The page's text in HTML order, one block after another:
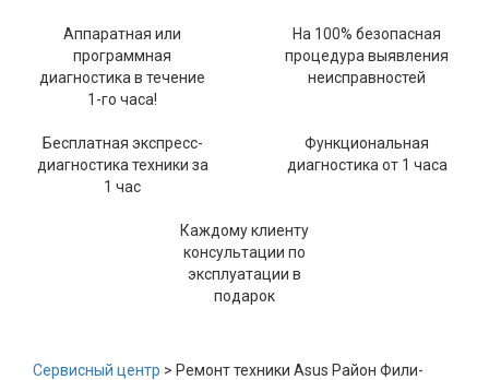
Аппаратная или
программная
диагностика в течение
1-го часа!
На 100% безопасная
процедура выявления
неисправностей
Бесплатная экспресс-
диагностика техники за
1 час
Функциональная
диагностика от 1 часа
Каждому клиенту
консультации по
эксплуатации в
подарок
Сервисный центр > Ремонт техники Asus Район Фили-